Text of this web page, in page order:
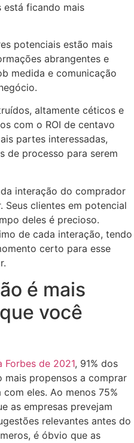
está ficando mais
potenciais estão mais
abrangentes e
medida e comunicação
altamente céticos e
com o ROI de centavo
partes interessadas,
de processo para serem
interação do comprador
Seus clientes em potencial
deles é precioso.
de cada interação, tendo
certo para esse
é mais
você
Forbes de 2021, 91% dos
mais propensos a comprar
eles. Ao menos 75%
as empresas prevejam
relevantes antes do
é óbvio que as